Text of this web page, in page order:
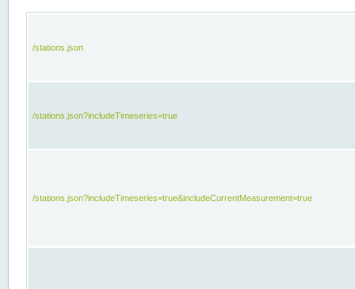
/stations.json
/stations.json?includeTimeseries=true
/stations.json?includeTimeseries=true&includeCurrentMeasurement=true